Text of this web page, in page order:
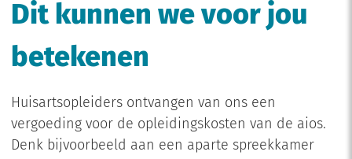
Dit kunnen we voor jou
betekenen
Huisartsopleiders ontvangen van ons een
vergoeding voor de opleidingskosten van de aios.
Denk bijvoorbeeld aan een aparte spreekkamer